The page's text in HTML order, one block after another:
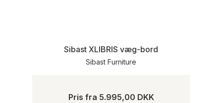
Sibast XLIBRIS væg-bord
Sibast Furniture
Pris fra 5.995,00 DKK